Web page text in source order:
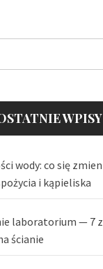
WPISY
wody: co się
i kąpieliska
laboratorium — 7
ścianie